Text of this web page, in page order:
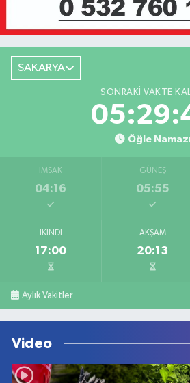
SAKARYA
SONRAKI VAKTE
Öğle
İMSAK
04:16
GÜNEŞ
05:55
İKINDI
17:00
AKŞAM
20:13
Aylık Vakitler
Video